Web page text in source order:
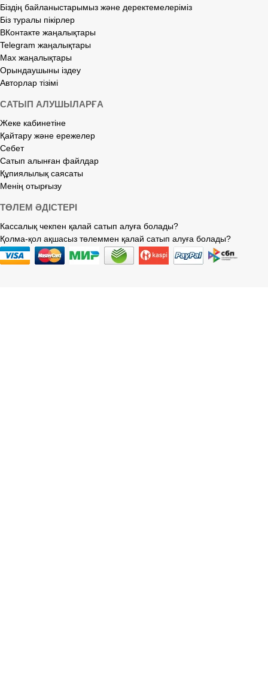
Біздің байланыстарымыз және деректемелеріміз
Біз туралы пікірлер
ВКонтакте жаңалықтары
Telegram жаңалықтары
Max жаңалықтары
Орындаушыны іздеу
Авторлар тізімі
САТЫП АЛУШЫЛАРҒА
Жеке кабинетіне
Қайтару және ережелер
Себет
Сатып алынған файлдар
Құпиялылық саясаты
Менің отырғызу
ТӨЛЕМ ӘДІСТЕРІ
Кассалық чекпен қалай сатып алуға болады?
Қолма-қол ақшасыз төлеммен қалай сатып алуға болады?